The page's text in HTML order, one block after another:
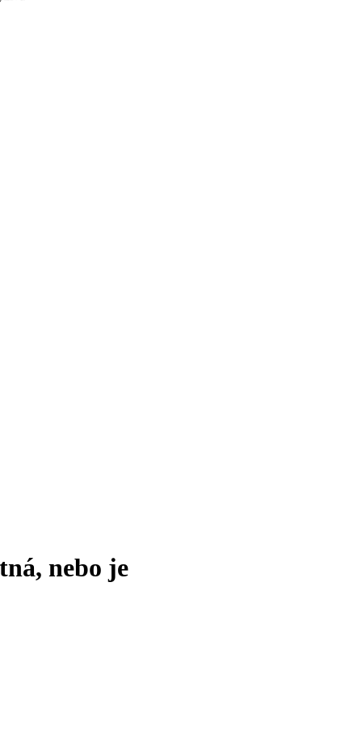
nebo je